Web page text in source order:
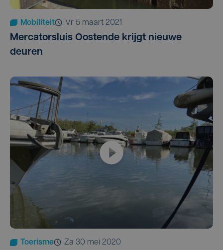
Mobiliteit vr 5 maart 2021
Mercatorsluis Oostende krijgt nieuwe
deuren
Toerisme za 30 mei 2020